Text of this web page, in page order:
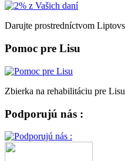
Darujte prostredníctvom
Pomoc pre Lisu
Zbierka na rehabilitáciu pre
Podporujú nás :